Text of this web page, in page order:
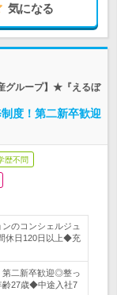
気になる
グループ】★『えるぼ
度！第二新卒歓迎
歴不問
のコンシェルジュ
休日120日以上◆充
第二新卒歓迎◎整っ
齢27歳◆中途入社7